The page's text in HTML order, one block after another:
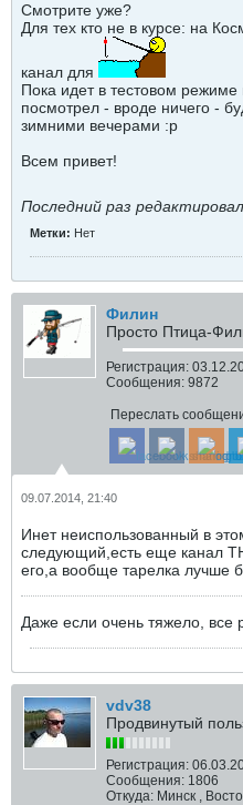
Смотрите уже?
Для тех кто не в курсе: на
канал для
Пока идет в тестовом
посмотрел - вроде ничего -
зимними вечерами :p
Всем привет!
Последний раз
Метки: Нет
Филин
Просто Птица-
Регистрация:
Сообщения: 9872
Переслать
09.07.2014, 21:40
Инет неиспользованный в
следующий,есть еще канал
его,а вообще тарелка лучше
Даже если очень тяжело, все
vdv38
Продвинутый
Регистрация:
Сообщения: 1806
Откуда: Минск ,